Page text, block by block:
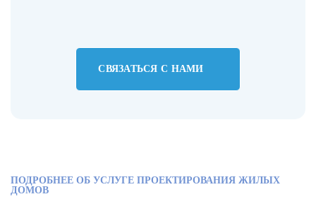
СВЯЗАТЬСЯ С НАМИ
ПОДРОБНЕЕ ОБ УСЛУГЕ ПРОЕКТИРОВАНИЯ ЖИЛЫХ
ДОМОВ